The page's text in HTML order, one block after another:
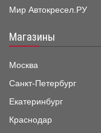
Мир Автокресел.РУ
Магазины
Москва
Санкт-Петербург
Екатеринбург
Краснодар